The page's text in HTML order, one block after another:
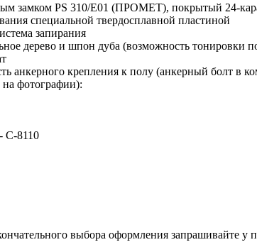
замком PS 310/Е01 (ПРОМЕТ), покрытый 24-
специальной твердосплавной пластиной
запирания
дерево и шпон дуба (возможность тонировки
анкерного крепления к полу (анкерный болт в
на фотографии):
С-8110
выбора оформления запрашивайте у